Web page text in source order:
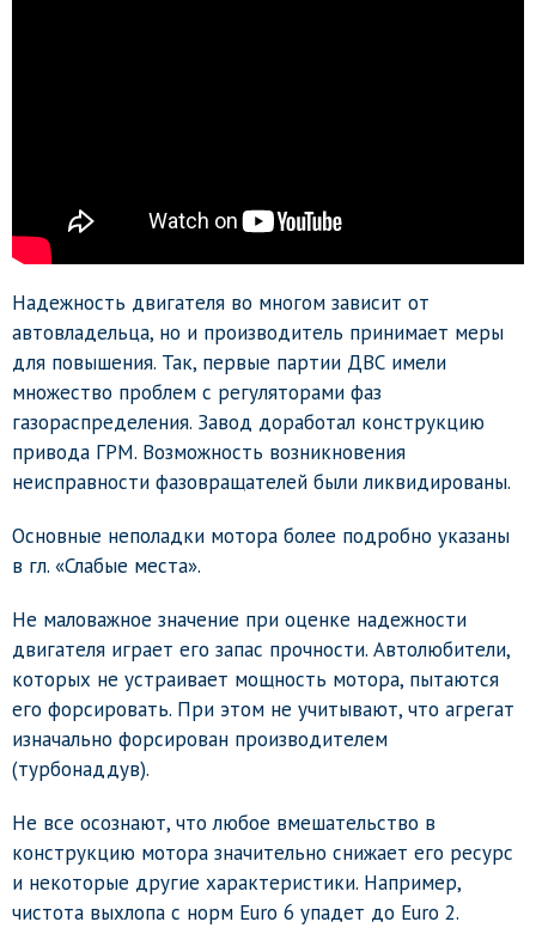
Надежность двигателя во многом зависит от
автовладельца, но и производитель принимает меры
для повышения. Так, первые партии ДВС имели
множество проблем с регуляторами фаз
газораспределения. Завод доработал конструкцию
привода ГРМ. Возможность возникновения
неисправности фазовращателей были ликвидированы.
Основные неполадки мотора более подробно указаны
в гл. «Слабые места».
Не маловажное значение при оценке надежности
двигателя играет его запас прочности. Автолюбители,
которых не устраивает мощность мотора, пытаются
его форсировать. При этом не учитывают, что агрегат
изначально форсирован производителем
(турбонаддув).
Не все осознают, что любое вмешательство в
конструкцию мотора значительно снижает его ресурс
и некоторые другие характеристики. Например,
чистота выхлопа с норм Euro 6 упадет до Euro 2.